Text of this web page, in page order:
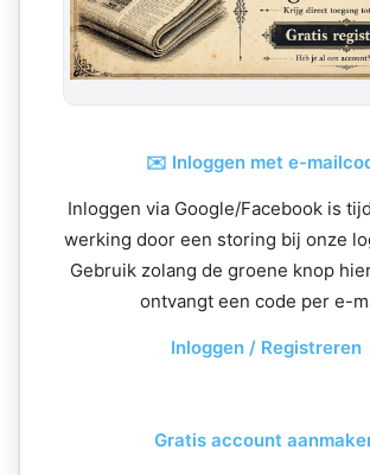
✉️ Inloggen met e-
Inloggen via Google/Facebook is
werking door een storing bij onze
Gebruik zolang de groene knop
ontvangt een code per e-
Inloggen / Registreren
Gratis account